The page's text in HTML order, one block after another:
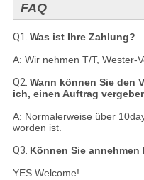
FAQ
Q1. Was ist Ihre Zahlung?
A: Wir nehmen T/T, Wester-
Q2. Wann können Sie den
ich, einen Auftrag
A: Normalerweise über
worden ist.
Q3. Können Sie
YES.Welcome!